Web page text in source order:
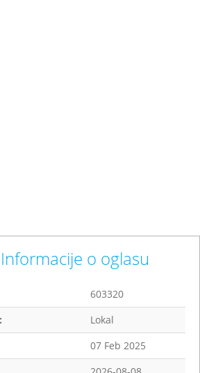
o oglasu
603320
Lokal
07 Feb 2025